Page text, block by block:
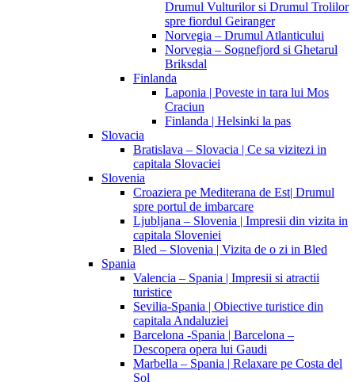
Drumul Vulturilor si Drumul Trolilor
spre fiordul Geiranger
Norvegia – Drumul Atlanticului
Norvegia – Sognefjord si Ghetarul
Briksdal
Finlanda
Laponia | Poveste in tara lui Mos
Craciun
Finlanda | Helsinki la pas
Slovacia
Bratislava – Slovacia | Ce sa vizitezi in
capitala Slovaciei
Slovenia
Croaziera pe Mediterana de Est| Drumul
spre portul de imbarcare
Ljubljana – Slovenia | Impresii din vizita in
capitala Sloveniei
Bled – Slovenia | Vizita de o zi in Bled
Spania
Valencia – Spania | Impresii si atractii
turistice
Sevilia-Spania | Obiective turistice din
capitala Andaluziei
Barcelona -Spania | Barcelona –
Descopera opera lui Gaudi
Marbella – Spania | Relaxare pe Costa del
Sol